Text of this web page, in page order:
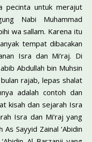
pecinta untuk merajut
Nabi Muhammad
wa sallam. Karena itu
tempat dibacakan
Isra dan Mi’raj. Di
Abdullah bin Muhsin
rajab, lepas shalat
adalah contoh dan
kisah dan sejarah Isra
Isra dan Mi’raj yang
Sayyid Zainal ‘Abidin